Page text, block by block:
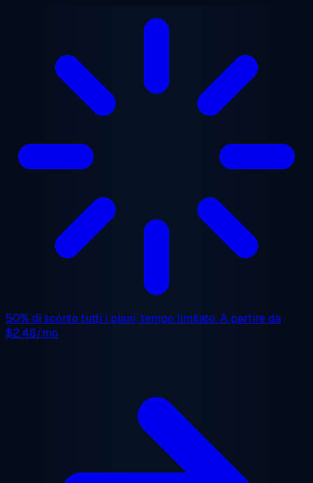
50% di sconto tutti i piani, tempo limitato. A partire da
$2.48/mo